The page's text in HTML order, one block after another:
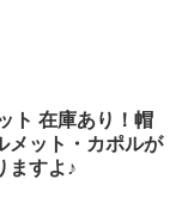
ト 在庫あり！帽
メット・カポルが
ますよ♪